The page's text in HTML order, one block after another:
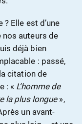
Elle est d’une
nos auteurs de
déjà bien
: passé,
citation de
: « L’homme de
la plus longue»,
un avant-